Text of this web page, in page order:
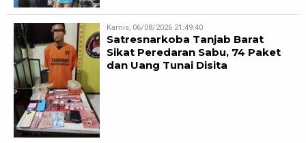
Kamis, 06/08/2026 21:49:40
Satresnarkoba Tanjab Barat
Sikat Peredaran Sabu, 74 Paket
dan Uang Tunai Disita